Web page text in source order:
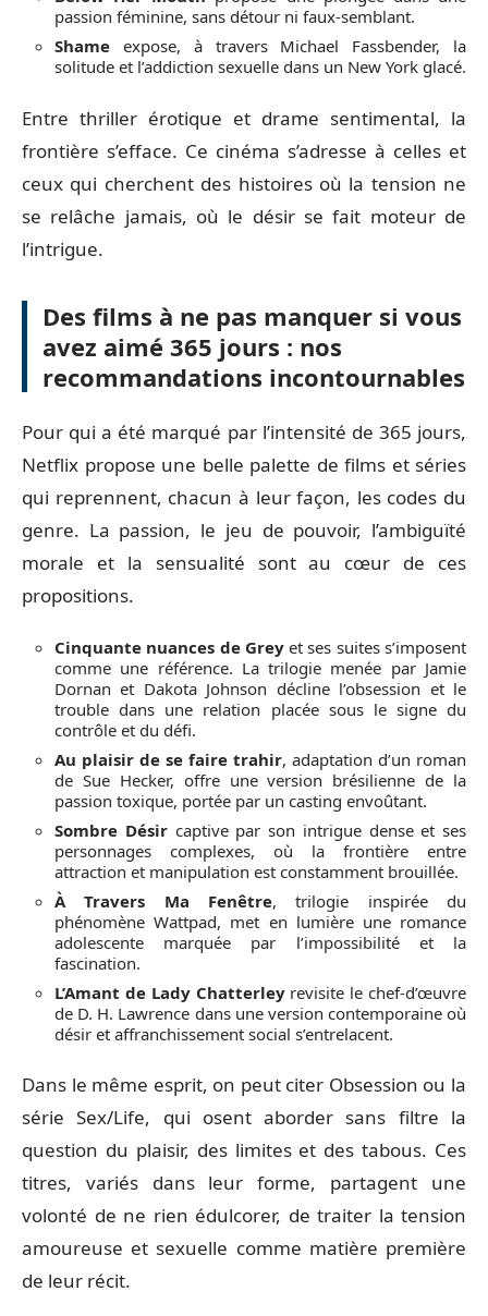
passion féminine, sans détour ni faux-semblant.
Shame expose, à travers Michael Fassbender, la
solitude et l’addiction sexuelle dans un New York glacé.
Entre thriller érotique et drame sentimental, la
frontière s’efface. Ce cinéma s’adresse à celles et
ceux qui cherchent des histoires où la tension ne
se relâche jamais, où le désir se fait moteur de
l’intrigue.
Des films à ne pas manquer si vous
avez aimé 365 jours : nos
recommandations incontournables
Pour qui a été marqué par l’intensité de 365 jours,
Netflix propose une belle palette de films et séries
qui reprennent, chacun à leur façon, les codes du
genre. La passion, le jeu de pouvoir, l’ambiguïté
morale et la sensualité sont au cœur de ces
propositions.
Cinquante nuances de Greyet ses suites s’imposent
comme une référence. La trilogie menée par Jamie
Dornan et Dakota Johnson décline l’obsession et le
trouble dans une relation placée sous le signe du
contrôle et du défi.
Au plaisir de se faire trahir, adaptation d’un roman
de Sue Hecker, offre une version brésilienne de la
passion toxique, portée par un casting envoûtant.
Sombre Désircaptive par son intrigue dense et ses
personnages complexes, où la frontière entre
attraction et manipulation est constamment brouillée.
À Travers Ma Fenêtre, trilogie inspirée du
phénomène Wattpad, met en lumière une romance
adolescente marquée par l’impossibilité et la
fascination.
L’Amant de Lady Chatterleyrevisite le chef-d’œuvre
de D. H. Lawrence dans une version contemporaine où
désir et affranchissement social s’entrelacent.
Dans le même esprit, on peut citer Obsession ou la
série Sex/Life, qui osent aborder sans filtre la
question du plaisir, des limites et des tabous. Ces
titres, variés dans leur forme, partagent une
volonté de ne rien édulcorer, de traiter la tension
amoureuse et sexuelle comme matière première
de leur récit.